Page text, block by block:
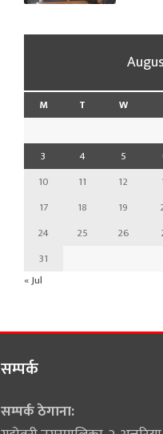
M T W
3
4 5
10
11 12
17
18 19
24
25 26
31
« Jul
सम्पर्क
सम्पर्क ठेगाना: